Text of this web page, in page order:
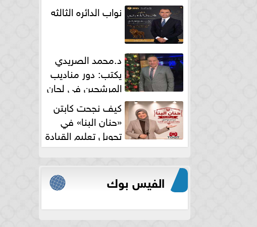
نواب الدائره الثالثه
د.محمد الصريدي
يكتب: دور مناديب
المرشحين في لجان
الانتخابات
كيف نجحت كابتن
«حنان البنا» في
تحويل تعليم القيادة
النسائية من خوف...
الفيس بوك